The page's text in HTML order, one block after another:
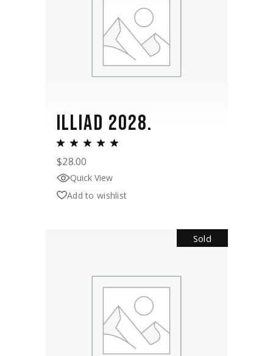
ILLIAD 2028.
$28.00
Quick View
Add to wishlist
Sold